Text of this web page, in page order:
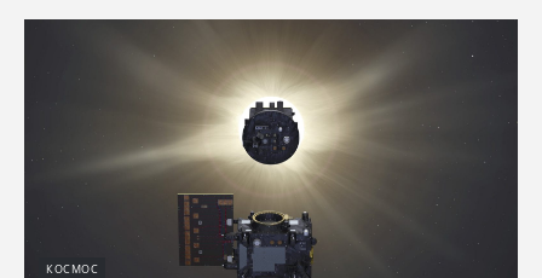
КОСМОС